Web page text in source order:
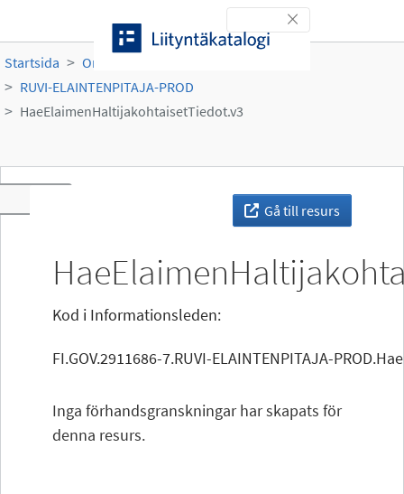
Toggle navigation
Startsida Organisationer
RUVI-ELAINTENPITAJA-PROD
HaeElaimenHaltijakohtaisetTiedot.v3
Gå till resurs
Kod i Informationsleden:
FI.GOV.2911686-7.RUVI-ELAINTENPITAJA-
Inga förhandsgranskningar har skapats för
denna resurs.